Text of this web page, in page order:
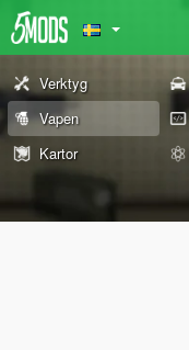
Verktyg
Vapen
Kartor